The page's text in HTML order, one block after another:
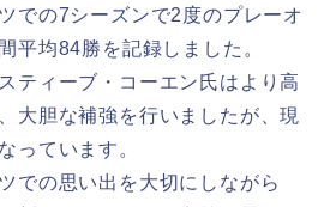
での7シーズンで2度のプレーオ
平均84勝を記録しました。
ティーブ・コーエン氏はより高
大胆な補強を行いましたが、現
っています。
での思い出を大切にしながら